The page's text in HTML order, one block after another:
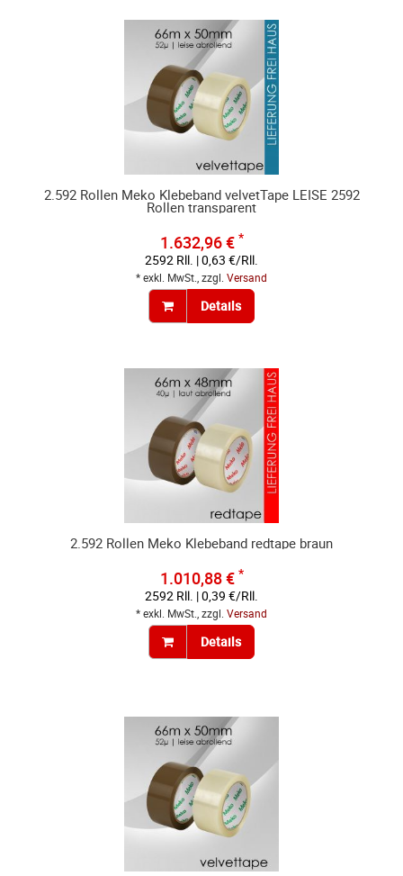
2.592 Rollen Meko Klebeband velvetTape LEISE 2592
Rollen transparent
1.632,96 € *
2592 Rll. | 0,63 €/Rll.
* exkl. MwSt., zzgl. Versand
Details
2.592 Rollen Meko Klebeband redtape braun
1.010,88 € *
2592 Rll. | 0,39 €/Rll.
* exkl. MwSt., zzgl. Versand
Details